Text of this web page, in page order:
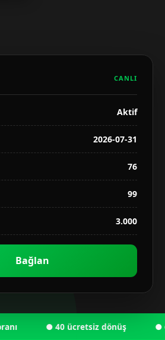
CANLI
Aktif
2026-07-31
76
99
3.000
Bağlan
● 40 ücretsiz dönüş ●